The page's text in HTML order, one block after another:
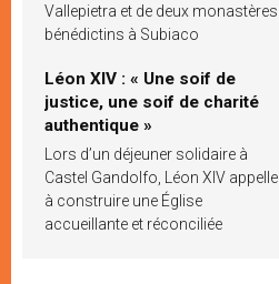
Vallepietra et de deux monastères
bénédictins à Subiaco
Léon XIV : « Une soif de
justice, une soif de charité
authentique »
Lors d’un déjeuner solidaire à
Castel Gandolfo, Léon XIV appelle
à construire une Église
accueillante et réconciliée